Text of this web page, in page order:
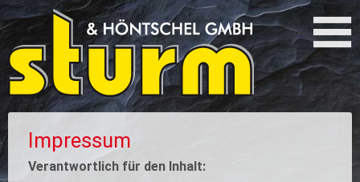
Impressum
Verantwortlich für den Inhalt: